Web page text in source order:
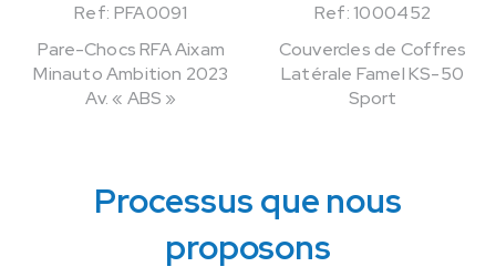
Ref: PFA0091
Pare-Chocs RFA Aixam
Minauto Ambition 2023
Av. « ABS »
Ref: 1000452
Couvercles de Coffres
Latérale Famel KS-50
Sport
Processus que nous
proposons